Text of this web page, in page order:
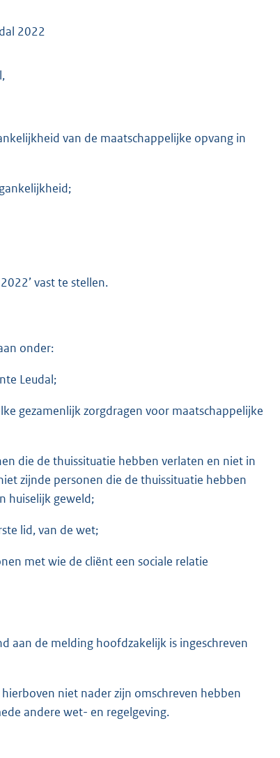
2022
van de maatschappelijke opvang in
vast te stellen.
onder:
Leudal;
gezamenlijk zorgdragen voor maatschappelijke
die de thuissituatie hebben verlaten en niet in
zijnde personen die de thuissituatie hebben
huiselijk geweld;
lid, van de wet;
met wie de cliënt een sociale relatie
aan de melding hoofdzakelijk is ingeschreven
niet nader zijn omschreven hebben
andere wet- en regelgeving.